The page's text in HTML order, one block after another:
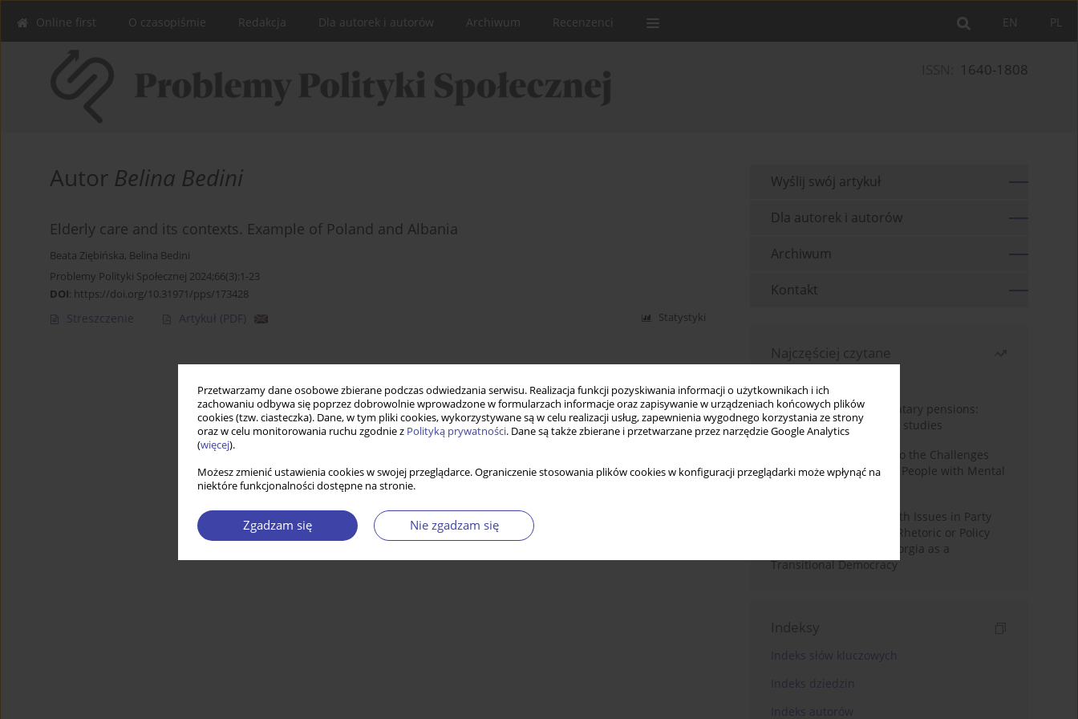
Przetwarzamy dane osobowe zbierane podczas odwiedzania serwisu. Realizacja funkcji pozyskiwania informacji o użytkownikach i ich
zachowaniu odbywa się poprzez dobrowolnie wprowadzone w formularzach informacje oraz zapisywanie w urządzeniach końcowych plików
cookies (tzw. ciasteczka). Dane, w tym pliki cookies, wykorzystywane są w celu realizacji usług, zapewnienia wygodnego korzystania ze strony
oraz w celu monitorowania ruchu zgodnie z Polityką prywatności. Dane są także zbierane i przetwarzane przez narzędzie Google Analytics
(więcej).
Możesz zmienić ustawienia cookies w swojej przeglądarce. Ograniczenie stosowania plików cookies w konfiguracji przeglądarki może wpłynąć na
niektóre funkcjonalności dostępne na stronie.
Zgadzam się Nie zgadzam się
PL
EN
Online first O czasopiśmie Redakcja Dla autorek i autorów Archiwum Recenzenci
1640-1808
Autor Belina Bedini
Elderly care and its contexts. Example of Poland and Albania
Beata Ziębińska, Belina Bedini
Problemy Polityki Społecznej 2024;66(3):1-23
DOI: https://doi.org/10.31971/pps/173428
Streszczenie Artykuł (PDF) Statystyki
Wyślij swój artykuł
Dla autorek i autorów
Archiwum
Kontakt
Najczęściej czytane
Auto-enrolment in voluntary pensions:
Comparative OECD case studies
Bibliometric Insights into the Challenges
and Needs of Homeless People with Mental
The Politicisation of Youth Issues in Party
Programmes: Symbolic Rhetoric or Policy
Priority? The Case of Georgia as a
Transitional Democracy
Indeksy
Indeks słów kluczowych
Indeks dziedzin
Indeks autorów